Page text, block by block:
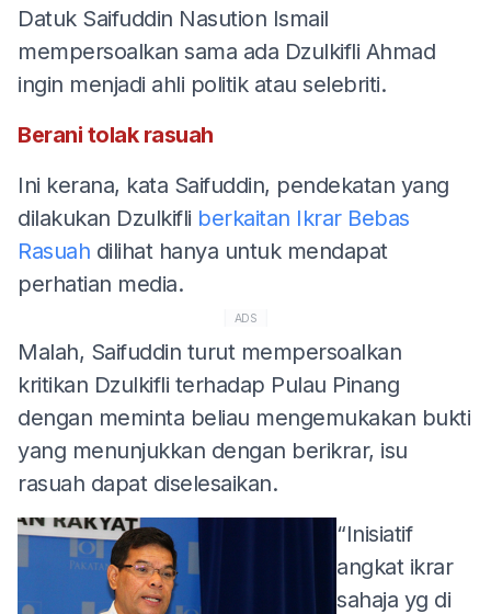
Datuk Saifuddin Nasution Ismail
mempersoalkan sama ada Dzulkifli Ahmad
ingin menjadi ahli politik atau selebriti.
Berani tolak rasuah
Ini kerana, kata Saifuddin, pendekatan yang
dilakukan Dzulkifli berkaitan Ikrar Bebas
Rasuah dilihat hanya untuk mendapat
perhatian media.
ADS
Malah, Saifuddin turut mempersoalkan
kritikan Dzulkifli terhadap Pulau Pinang
dengan meminta beliau mengemukakan bukti
yang menunjukkan dengan berikrar, isu
rasuah dapat diselesaikan.
“Inisiatif
angkat ikrar
sahaja yg di